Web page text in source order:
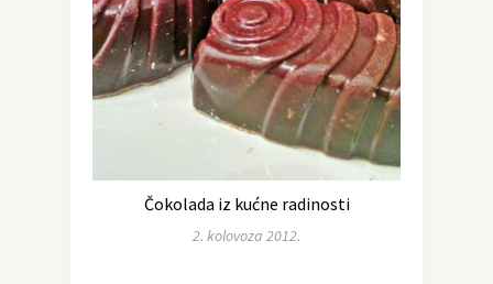
Čokolada iz kućne radinosti
2. kolovoza 2012.